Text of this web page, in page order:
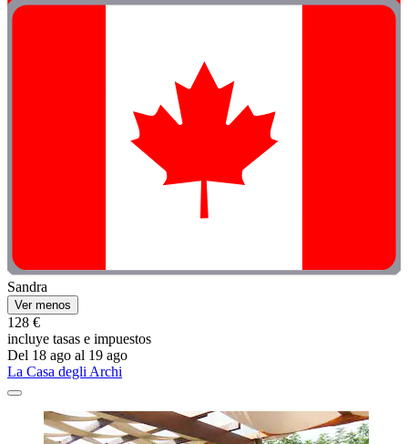
Sandra
Ver menos
128 €
incluye tasas e impuestos
Del 18 ago al 19 ago
La Casa degli Archi